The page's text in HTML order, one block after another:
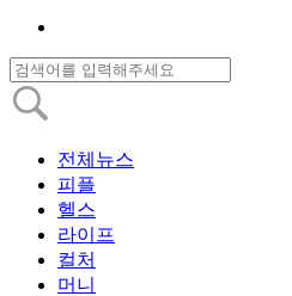
전체뉴스
피플
헬스
라이프
컬처
머니